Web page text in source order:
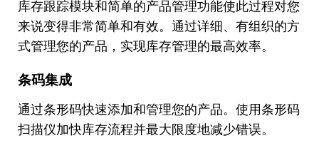
库存跟踪模块和简单的产品管理功能使此过程对您
来说变得非常简单和有效。通过详细、有组织的方
式管理您的产品，实现库存管理的最高效率。
条码集成
通过条形码快速添加和管理您的产品。使用条形码
扫描仪加快库存流程并最大限度地减少错误。